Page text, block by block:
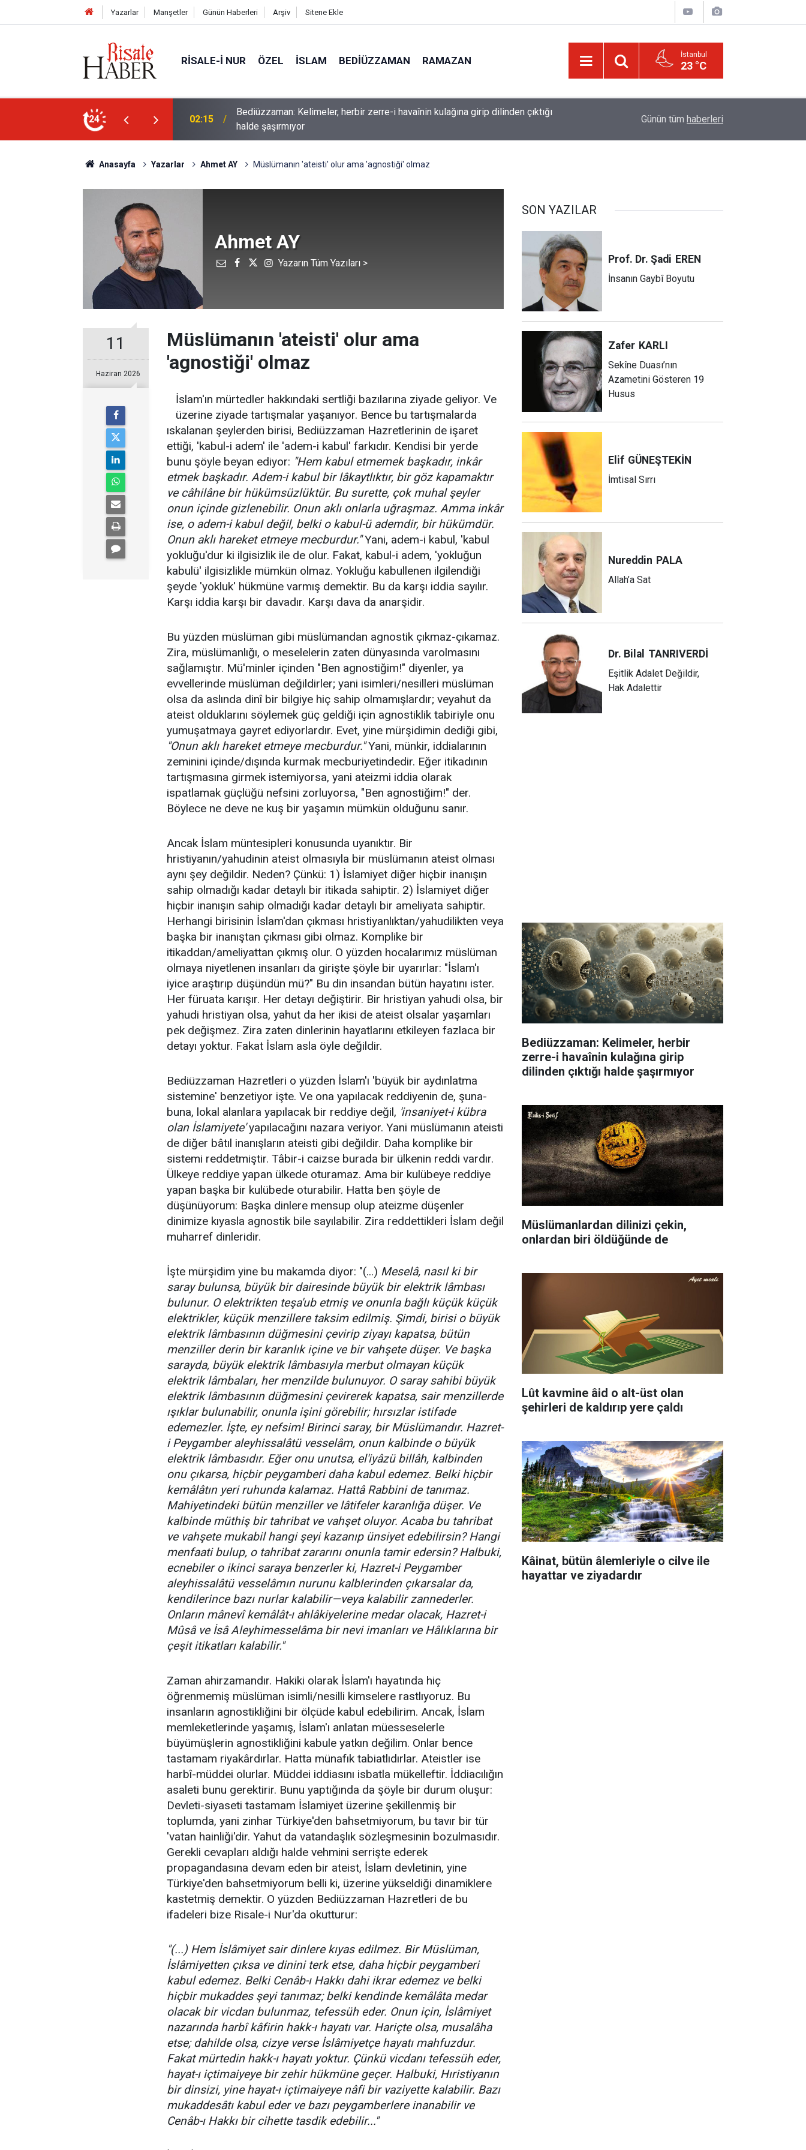
Yazarlar Manşetler Günün Haberleri Arşiv Sitene Ekle
RISALE-I NUR ÖZEL İSLAM BEDIÜZZAMAN RAMAZAN İstanbul
23 °C
24
i havaînin kulağına girip dilinden çıktığı
01:45 Müslümanlardan dilinizi çekin, onlardan biri öldüğünde de Lût kavmine âid o alt-üst olan şehirleri de
Günün tüm haberleri
Anasayfa Yazarlar Ahmet AY Müslümanın 'ateisti' olur ama 'agnostiği' olmaz
Ahmet AY
Yazarın Tüm Yazıları >
11
Haziran 2026
Müslümanın 'ateisti' olur ama
'agnostiği' olmaz
İslam'ın mürtedler hakkındaki sertliği bazılarına ziyade geliyor. Ve
üzerine ziyade tartışmalar yaşanıyor. Bence bu tartışmalarda
ıskalanan şeylerden birisi, Bediüzzaman Hazretlerinin de işaret
ettiği, 'kabul-i adem' ile 'adem-i kabul' farkıdır. Kendisi bir yerde
bunu şöyle beyan ediyor: "Hem kabul etmemek başkadır, inkâr
etmek başkadır. Adem-i kabul bir lâkaytlıktır, bir göz kapamaktır
ve câhilâne bir hükümsüzlüktür. Bu surette, çok muhal şeyler
onun içinde gizlenebilir. Onun aklı onlarla uğraşmaz. Amma inkâr
ise, o adem-i kabul değil, belki o kabul-ü ademdir, bir hükümdür.
Onun aklı hareket etmeye mecburdur."Yani, adem-i kabul, 'kabul
yokluğu'dur ki ilgisizlik ile de olur. Fakat, kabul-i adem, 'yokluğun
kabulü' ilgisizlikle mümkün olmaz. Yokluğu kabullenen ilgilendiği
şeyde 'yokluk' hükmüne varmış demektir. Bu da karşı iddia sayılır.
Karşı iddia karşı bir davadır. Karşı dava da anarşidir.
Bu yüzden müslüman gibi müslümandan agnostik çıkmaz-çıkamaz.
Zira, müslümanlığı, o meselelerin zaten dünyasında varolmasını
sağlamıştır. Mü'minler içinden "Ben agnostiğim!" diyenler, ya
evvellerinde müslüman değildirler; yani isimleri/nesilleri müslüman
olsa da aslında dinî bir bilgiye hiç sahip olmamışlardır; veyahut da
ateist olduklarını söylemek güç geldiği için agnostiklik tabiriyle onu
yumuşatmaya gayret ediyorlardır. Evet, yine mürşidimin dediği gibi,
"Onun aklı hareket etmeye mecburdur."Yani, münkir, iddialarının
zeminini içinde/dışında kurmak mecburiyetindedir. Eğer itikadının
tartışmasına girmek istemiyorsa, yani ateizmi iddia olarak
ispatlamak güçlüğü nefsini zorluyorsa, "Ben agnostiğim!" der.
Böylece ne deve ne kuş bir yaşamın mümkün olduğunu sanır.
Ancak İslam müntesipleri konusunda uyanıktır. Bir
hristiyanın/yahudinin ateist olmasıyla bir müslümanın ateist olması
aynı şey değildir. Neden? Çünkü: 1) İslamiyet diğer hiçbir inanışın
sahip olmadığı kadar detaylı bir itikada sahiptir. 2) İslamiyet diğer
hiçbir inanışın sahip olmadığı kadar detaylı bir ameliyata sahiptir.
Herhangi birisinin İslam'dan çıkması hristiyanlıktan/yahudilikten veya
başka bir inanıştan çıkması gibi olmaz. Komplike bir
itikaddan/ameliyattan çıkmış olur. O yüzden hocalarımız müslüman
olmaya niyetlenen insanları da girişte şöyle bir uyarırlar: "İslam'ı
iyice araştırıp düşündün mü?" Bu din insandan bütün hayatını ister.
Her füruata karışır. Her detayı değiştirir. Bir hristiyan yahudi olsa, bir
yahudi hristiyan olsa, yahut da her ikisi de ateist olsalar yaşamları
pek değişmez. Zira zaten dinlerinin hayatlarını etkileyen fazlaca bir
detayı yoktur. Fakat İslam asla öyle değildir.
Bediüzzaman Hazretleri o yüzden İslam'ı 'büyük bir aydınlatma
sistemine' benzetiyor işte. Ve ona yapılacak reddiyenin de, şuna-
buna, lokal alanlara yapılacak bir reddiye değil, 'insaniyet-i kübra
olan İslamiyete'yapılacağını nazara veriyor. Yani müslümanın ateisti
de diğer bâtıl inanışların ateisti gibi değildir. Daha komplike bir
sistemi reddetmiştir. Tâbir-i caizse burada bir ülkenin reddi vardır.
Ülkeye reddiye yapan ülkede oturamaz. Ama bir kulübeye reddiye
yapan başka bir kulübede oturabilir. Hatta ben şöyle de
düşünüyorum: Başka dinlere mensup olup ateizme düşenler
dinimize kıyasla agnostik bile sayılabilir. Zira reddettikleri İslam değil
muharref dinleridir.
İşte mürşidim yine bu makamda diyor: "(...) Meselâ, nasıl ki bir
saray bulunsa, büyük bir dairesinde büyük bir elektrik lâmbası
bulunur. O elektrikten teşa'ub etmiş ve onunla bağlı küçük küçük
elektrikler, küçük menzillere taksim edilmiş. Şimdi, birisi o büyük
elektrik lâmbasının düğmesini çevirip ziyayı kapatsa, bütün
menziller derin bir karanlık içine ve bir vahşete düşer. Ve başka
sarayda, büyük elektrik lâmbasıyla merbut olmayan küçük
elektrik lâmbaları, her menzilde bulunuyor. O saray sahibi büyük
elektrik lâmbasının düğmesini çevirerek kapatsa, sair menzillerde
ışıklar bulunabilir, onunla işini görebilir; hırsızlar istifade
edemezler. İşte, ey nefsim! Birinci saray, bir Müslümandır. Hazret-
i Peygamber aleyhissalâtü vesselâm, onun kalbinde o büyük
elektrik lâmbasıdır. Eğer onu unutsa, el'iyâzü billâh, kalbinden
onu çıkarsa, hiçbir peygamberi daha kabul edemez. Belki hiçbir
kemâlâtın yeri ruhunda kalamaz. Hattâ Rabbini de tanımaz.
Mahiyetindeki bütün menziller ve lâtifeler karanlığa düşer. Ve
kalbinde müthiş bir tahribat ve vahşet oluyor. Acaba bu tahribat
ve vahşete mukabil hangi şeyi kazanıp ünsiyet edebilirsin? Hangi
menfaati bulup, o tahribat zararını onunla tamir edersin? Halbuki,
ecnebiler o ikinci saraya benzerler ki, Hazret-i Peygamber
aleyhissalâtü vesselâmın nurunu kalblerinden çıkarsalar da,
kendilerince bazı nurlar kalabilir—veya kalabilir zannederler.
Onların mânevî kemâlât-ı ahlâkiyelerine medar olacak, Hazret-i
Mûsâ ve İsâ Aleyhimesselâma bir nevi imanları ve Hâlıklarına bir
çeşit itikatları kalabilir."
Zaman ahirzamandır. Hakiki olarak İslam'ı hayatında hiç
öğrenmemiş müslüman isimli/nesilli kimselere rastlıyoruz. Bu
insanların agnostikliğini bir ölçüde kabul edebilirim. Ancak, İslam
memleketlerinde yaşamış, İslam'ı anlatan müesseselerle
büyümüşlerin agnostikliğini kabule yatkın değilim. Onlar bence
tastamam riyakârdırlar. Hatta münafık tabiatlıdırlar. Ateistler ise
harbî-müddei olurlar. Müddei iddiasını isbatla mükelleftir. İddiacılığın
asaleti bunu gerektirir. Bunu yaptığında da şöyle bir durum oluşur:
Devleti-siyaseti tastamam İslamiyet üzerine şekillenmiş bir
toplumda, yani zinhar Türkiye'den bahsetmiyorum, bu tavır bir tür
'vatan hainliği'dir. Yahut da vatandaşlık sözleşmesinin bozulmasıdır.
Gerekli cevapları aldığı halde vehmini serrişte ederek
propagandasına devam eden bir ateist, İslam devletinin, yine
Türkiye'den bahsetmiyorum belli ki, üzerine yükseldiği dinamiklere
kastetmiş demektir. O yüzden Bediüzzaman Hazretleri de bu
ifadeleri bize Risale-i Nur'da okutturur:
"(...) Hem İslâmiyet sair dinlere kıyas edilmez. Bir Müslüman,
İslâmiyetten çıksa ve dinini terk etse, daha hiçbir peygamberi
kabul edemez. Belki Cenâb-ı Hakkı dahi ikrar edemez ve belki
hiçbir mukaddes şeyi tanımaz; belki kendinde kemâlâta medar
olacak bir vicdan bulunmaz, tefessüh eder. Onun için, İslâmiyet
nazarında harbî kâfirin hakk-ı hayatı var. Hariçte olsa, musalâha
etse; dahilde olsa, cizye verse İslâmiyetçe hayatı mahfuzdur.
Fakat mürtedin hakk-ı hayatı yoktur. Çünkü vicdanı tefessüh eder,
hayat-ı içtimaiyeye bir zehir hükmüne geçer. Halbuki, Hıristiyanın
bir dinsizi, yine hayat-ı içtimaiyeye nâfi bir vaziyette kalabilir. Bazı
mukaddesâtı kabul eder ve bazı peygamberlere inanabilir ve
Cenâb-ı Hakkı bir cihette tasdik edebilir..."
SON YAZILAR
Prof. Dr. Şadi EREN
İnsanın Gaybî Boyutu
Zafer KARLI
Sekîne Duası’nın
Azametini Gösteren 19
Husus
Elif GÜNEŞTEKİN
İmtisal Sırrı
Nureddin PALA
Allah’a Sat
Dr. Bilal TANRIVERDİ
Eşitlik Adalet Değildir,
Hak Adalettir
Bediüzzaman: Kelimeler, herbir
zerre-i havaînin kulağına girip
dilinden çıktığı halde şaşırmıyor
Müslümanlardan dilinizi çekin,
onlardan biri öldüğünde de
Lût kavmine âid o alt-üst olan
şehirleri de kaldırıp yere çaldı
Kâinat, bütün âlemleriyle o cilve ile
hayattar ve ziyadardır